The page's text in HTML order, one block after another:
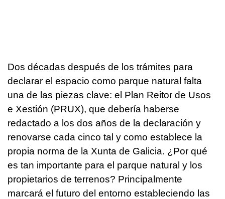
Dos décadas después de los trámites para
declarar el espacio como parque natural falta
una de las piezas clave: el Plan Reitor de Usos
e Xestión (PRUX), que debería haberse
redactado a los dos años de la declaración y
renovarse cada cinco tal y como establece la
propia norma de la Xunta de Galicia. ¿Por qué
es tan importante para el parque natural y los
propietarios de terrenos? Principalmente
marcará el futuro del entorno estableciendo las